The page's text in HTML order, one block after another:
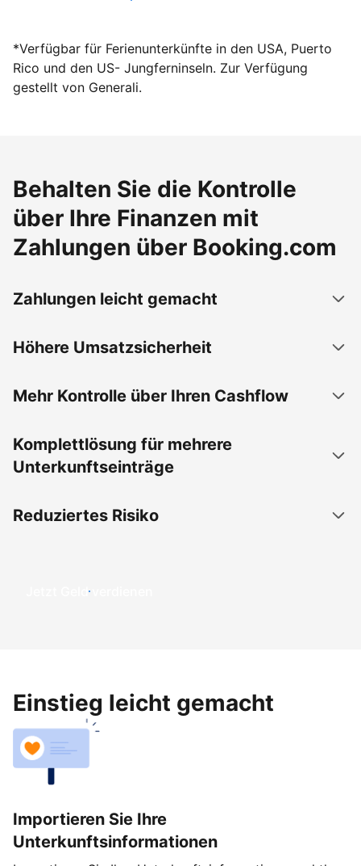
*Verfügbar für Ferienunterkünfte in den USA, Puerto
Rico und den US- Jungferninseln. Zur Verfügung
gestellt von Generali.
Behalten Sie die Kontrolle
über Ihre Finanzen mit
Zahlungen über Booking.com
Zahlungen leicht gemacht
Höhere Umsatzsicherheit
Mehr Kontrolle über Ihren Cashflow
Komplettlösung für mehrere
Unterkunftseinträge
Reduziertes Risiko
Jetzt Geld verdienen
Einstieg leicht gemacht
Importieren Sie Ihre
Unterkunftsinformationen